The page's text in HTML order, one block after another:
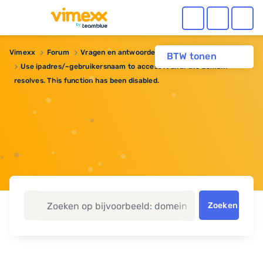
BTW tonen
Vimexx Forum Vragen en antwoorden
Reseller hosting
Use ipadres/~gebruikersnaam to access it until the domain
resolves. This function has been disabled.
Zoeken